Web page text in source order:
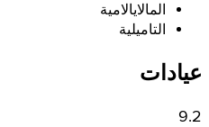
المالايالامية
التاميلية
عيادات
9.2